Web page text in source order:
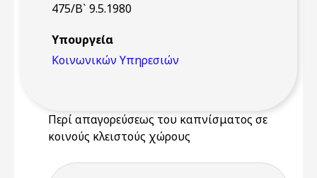
475/Β` 9.5.1980
Υπουργεία
Κοινωνικών Υπηρεσιών
Περί απαγορεύσεως του καπνίσματος σε
κοινούς κλειστούς χώρους